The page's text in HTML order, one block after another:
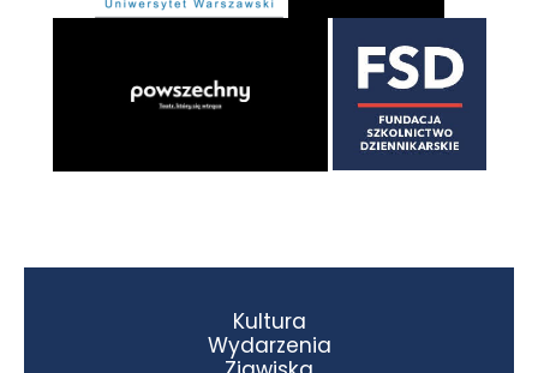
Kultura
Wydarzenia